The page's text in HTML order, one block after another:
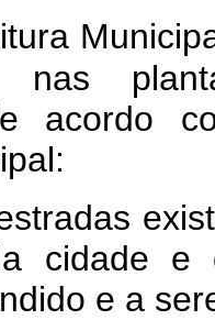
nas
acordo
cidade e
e a